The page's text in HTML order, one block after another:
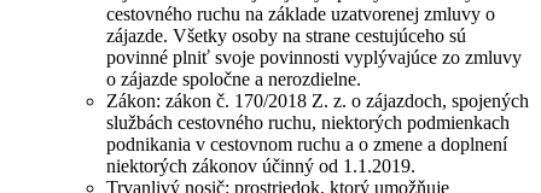
cestovného ruchu na základe uzatvorenej zmluvy o
zájazde. Všetky osoby na strane cestujúceho sú
povinné plniť svoje povinnosti vyplývajúce zo zmluvy
o zájazde spoločne a nerozdielne.
Zákon: zákon č. 170/2018 Z. z. o zájazdoch, spojených
službách cestovného ruchu, niektorých podmienkach
podnikania v cestovnom ruchu a o zmene a doplnení
niektorých zákonov účinný od 1.1.2019.
Trvanlivý nosič: prostriedok, ktorý umožňuje